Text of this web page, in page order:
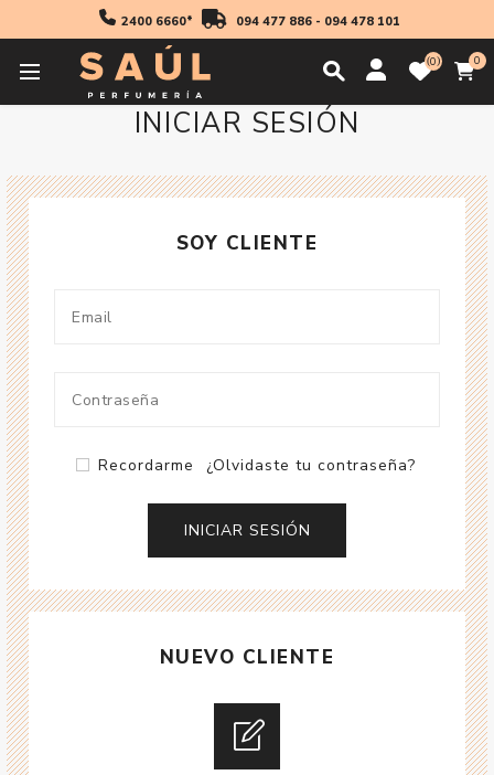
2400 6660* 094 477 886- 094 478 101
0 0
INICIAR SESIÓN
SOY CLIENTE
Recordarme ¿Olvidaste tu contraseña?
NUEVO CLIENTE